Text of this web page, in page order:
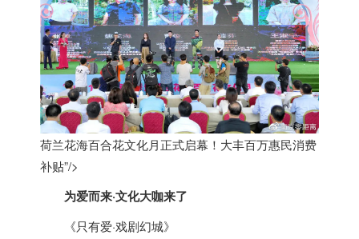
荷兰花海百合花文化月正式启幕！大丰百万惠民消费
补贴”/>
为爱而来·文化大咖来了
《只有爱·戏剧幻城》